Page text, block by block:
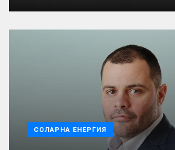
СОЛАРНА ЕНЕРГИЯ